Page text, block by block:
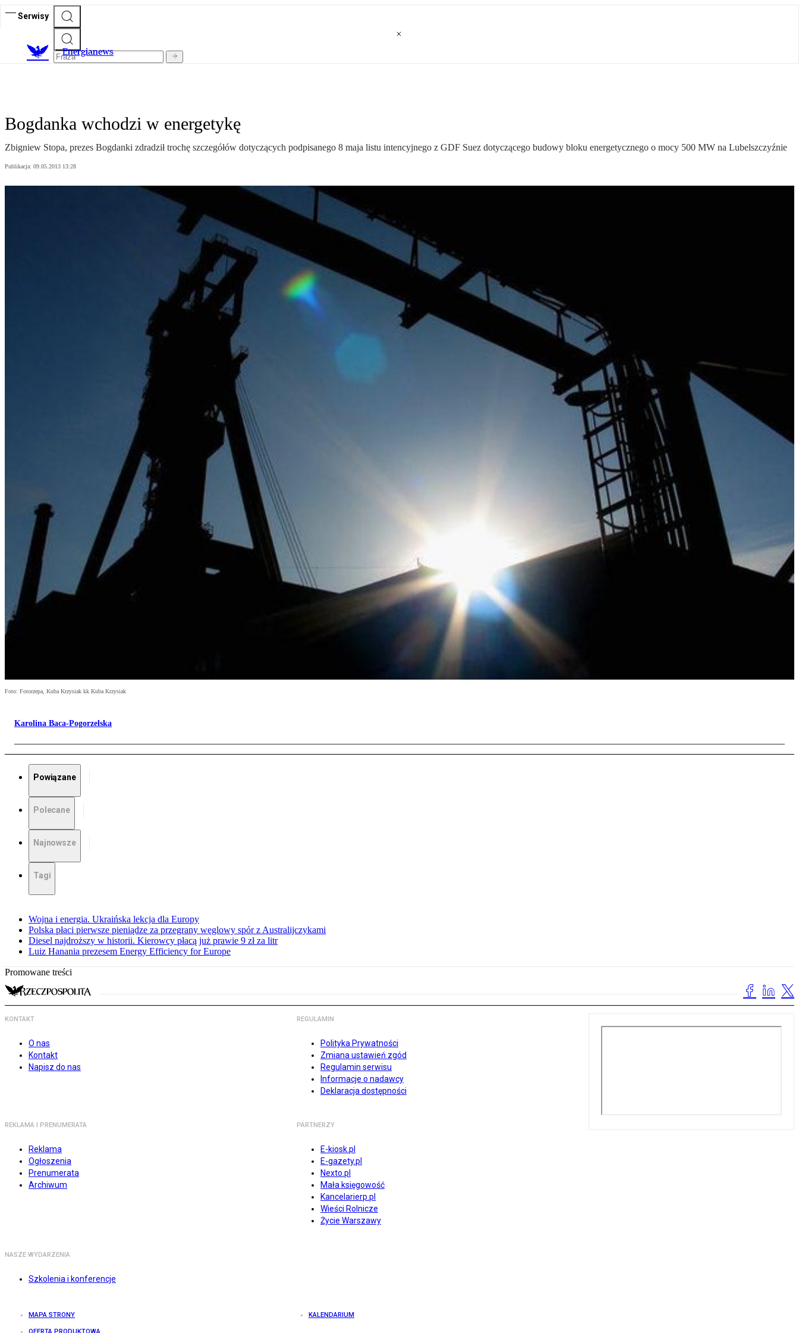
Serwisy
Energianews
Bogdanka wchodzi w energetykę
Zbigniew Stopa, prezes Bogdanki zdradził trochę szczegółów dotyczących podpisanego 8 maja listu intencyjnego z GDF Suez dotyczącego budowy bloku energetycznego o mocy 500 MW na Lubelszczyźnie
Publikacja: 09.05.2013 13:28
Foto: Fotorzepa, Kuba Krzysiak kk Kuba Krzysiak
Karolina Baca-Pogorzelska
Powiązane
Polecane
Najnowsze
Tagi
Wojna i energia. Ukraińska lekcja dla Europy
Polska płaci pierwsze pieniądze za przegrany węglowy spór z Australijczykami
Diesel najdroższy w historii. Kierowcy płacą już prawie 9 zł za litr
Luiz Hanania prezesem Energy Efficiency for Europe
Promowane treści
KONTAKT
O nas
Kontakt
Napisz do nas
REGULAMIN
Polityka Prywatności
Zmiana ustawień zgód
Regulamin serwisu
Informacje o nadawcy
Deklaracja dostępności
REKLAMA I PRENUMERATA
Reklama
Ogłoszenia
Prenumerata
Archiwum
PARTNERZY
E-kiosk.pl
E-gazety.pl
Nexto.pl
Mała księgowość
Kancelarierp.pl
Wieści Rolnicze
Życie Warszawy
NASZE WYDARZENIA
Szkolenia i konferencje
MAPA STRONY KALENDARIUM